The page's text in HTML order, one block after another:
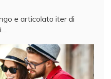
e articolato iter di